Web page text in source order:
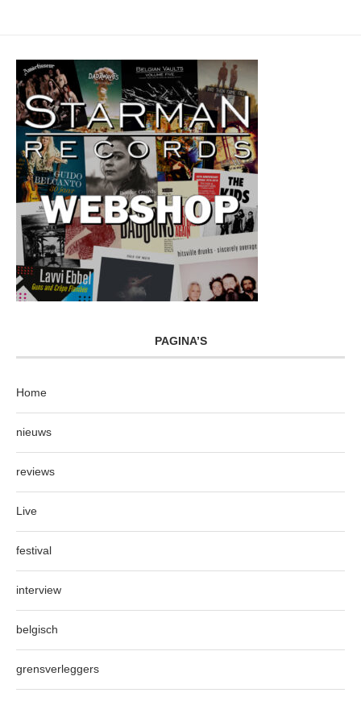
PAGINA’S
Home
nieuws
reviews
Live
festival
interview
belgisch
grensverleggers